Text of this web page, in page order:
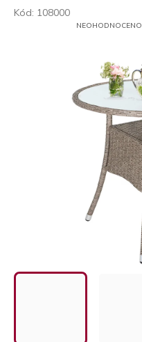
Kód: 108000
PRŮMĚRNÉ
HVĚZDIČEK.
NEOHODNOCENO